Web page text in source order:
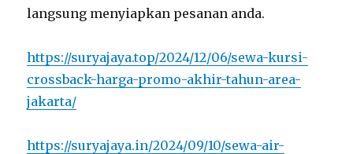
langsung menyiapkan pesanan anda.
https://suryajaya.top/2024/12/06/sewa-kursi-
crossback-harga-promo-akhir-tahun-area-
jakarta/
https://suryajaya.in/2024/09/10/sewa-air-